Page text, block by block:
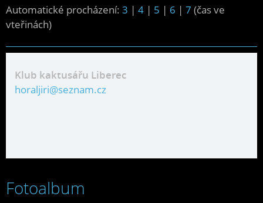
Automatické procházení: 3 | 4 | 5 | 6 | 7 (čas ve
vteřinách)
Klub kaktusářu Liberec
horaljiri@seznam.cz
Fotoalbum